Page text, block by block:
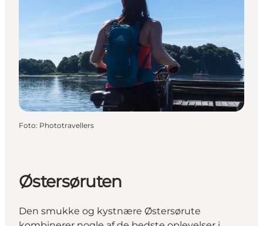
Foto: Phototravellers
Østersøruten
Den smukke og kystnære Østersørute